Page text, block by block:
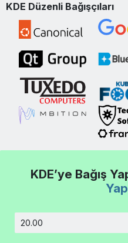
KDE Düzenli Bağışçıları
KDE’ye Bağış